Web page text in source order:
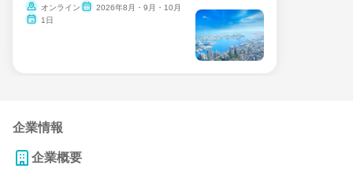
オンライン
2026年8月・9月・10月
1日
企業情報
企業概要